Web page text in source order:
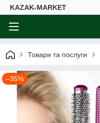
KAZAK-MARKET
Товари та послуги
–35%